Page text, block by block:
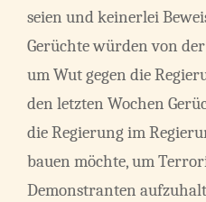
seien und keinerlei
Gerüchte würden von
um Wut gegen die
den letzten Wochen
die Regierung im
bauen möchte, um
Demonstranten